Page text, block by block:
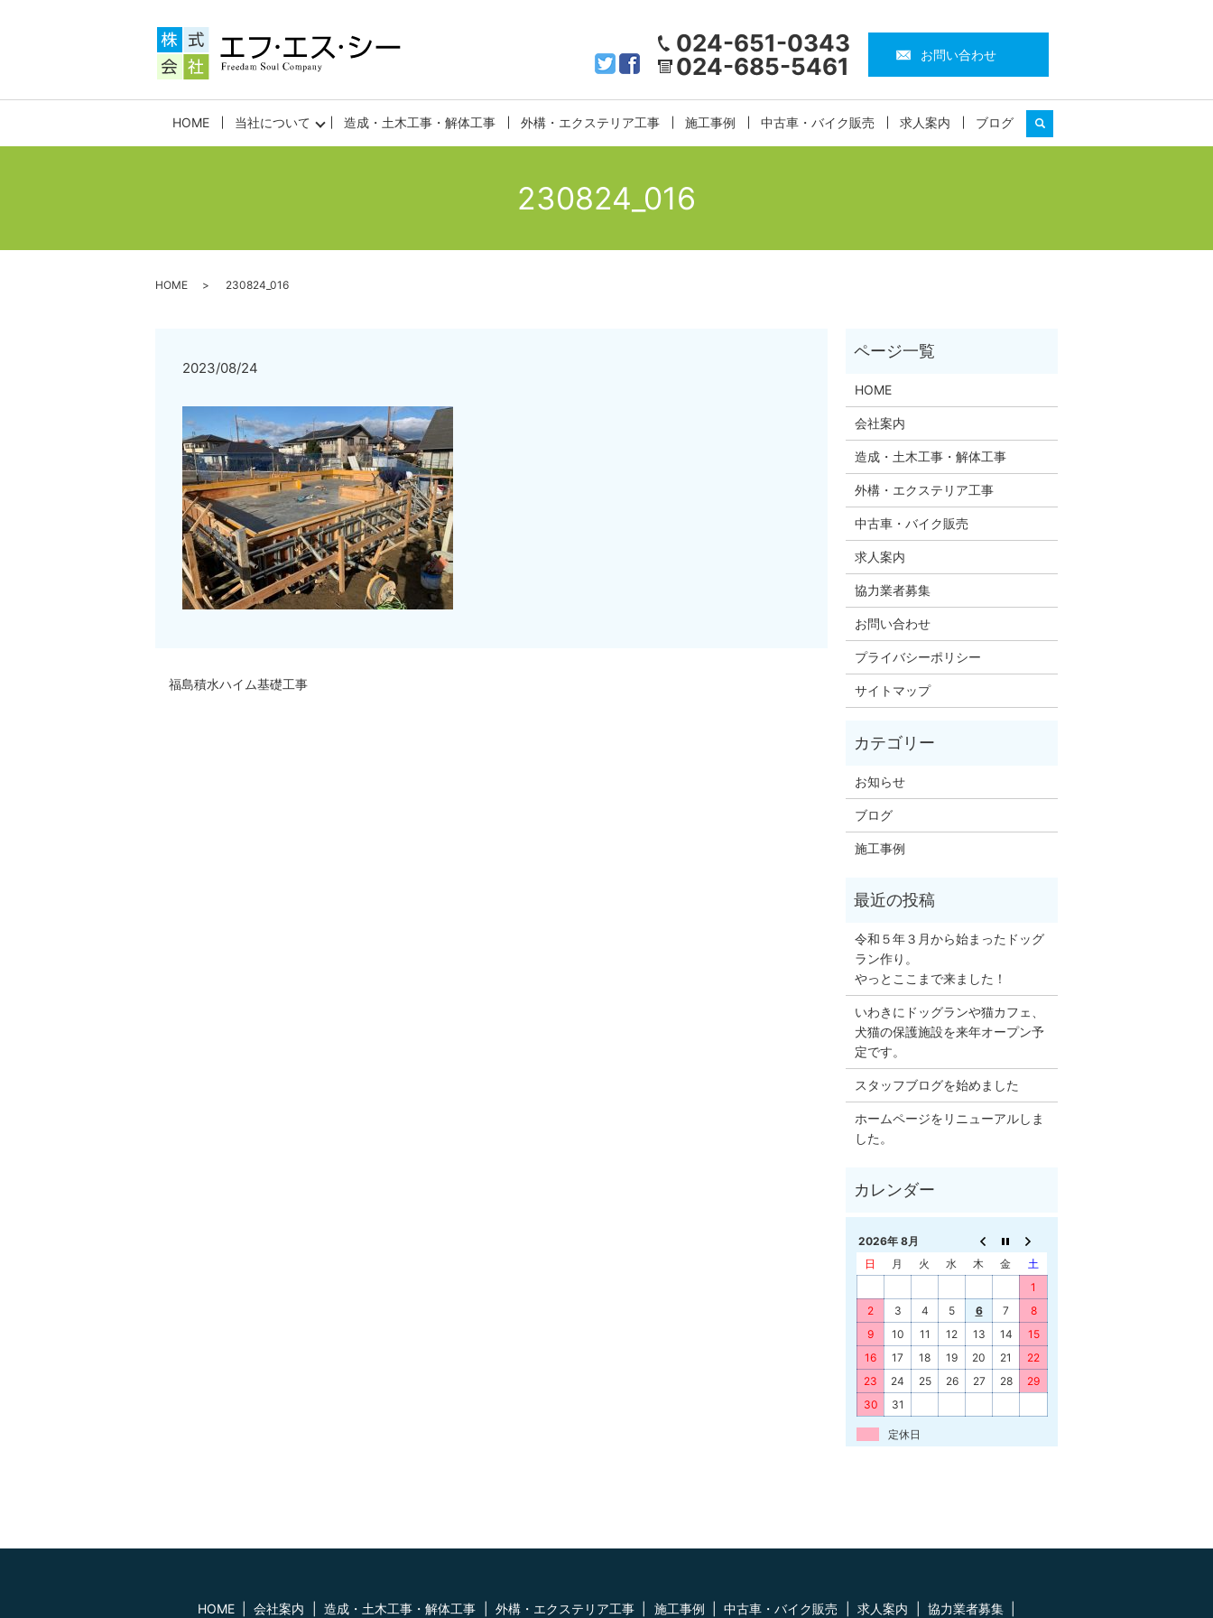
HOME 当社について 造成・土木工事・解体工事 外構・エクステリア工事 施工事例 中古車・バイク販売 求人案内 ブログ search
024-651-0343
024-685-5461
お問い合わせ
230824_016
HOME 230824_016
2023/08/24
福島積水ハイム基礎工事
HOME
会社案内
造成・土木工事・解体工事
外構・エクステリア工事
中古車・バイク販売
求人案内
協力業者募集
お問い合わせ
プライバシーポリシー
サイトマップ
お知らせ
ブログ
施工事例
令和５年３月から始まったドッグ
ラン作り。
やっとここまで来ました！
いわきにドッグランや猫カフェ、
犬猫の保護施設を来年オープン予
定です。
スタッフブログを始めました
ホームページをリニューアルしま
した。
2026年 8月
日
月 火 水 木 金
土
1
2
3 4 5 6 7
8
9
10 11 12 13 14
15
16
17 18 19 20 21
22
23
24 25 26 27 28
29
30
31
定休日
HOME 会社案内 造成・土木工事・解体工事 外構・エクステリア工事 施工事例 中古車・バイク販売 求人案内 協力業者募集